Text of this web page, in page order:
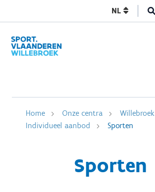
NL
Home Onze centra
Willebroek
Individueel aanbod
Sporten
Sporten